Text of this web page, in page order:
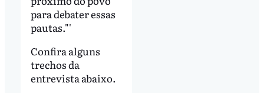
para debater essas
pautas."'
Confira alguns
trechos da
entrevista abaixo.